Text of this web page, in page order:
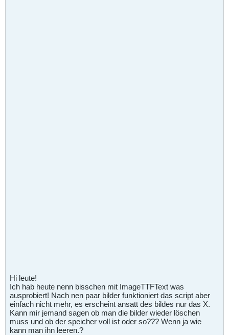
Hi leute!
Ich hab heute nenn bisschen mit ImageTTFText was
ausprobiert! Nach nen paar bilder funktioniert das script aber
einfach nicht mehr, es erscheint ansatt des bildes nur das X.
Kann mir jemand sagen ob man die bilder wieder löschen
muss und ob der speicher voll ist oder so??? Wenn ja wie
kann man ihn leeren.?